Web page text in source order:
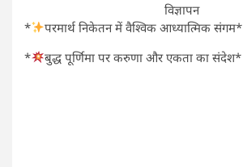
विज्ञापन
*
परमार्थ निकेतन में वैश्विक आध्यात्मिक संगम*
*
बुद्ध पूर्णिमा पर करुणा और एकता का संदेश*